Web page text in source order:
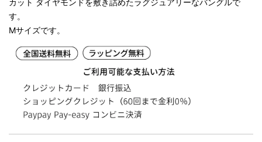
す。
Mサイズです。